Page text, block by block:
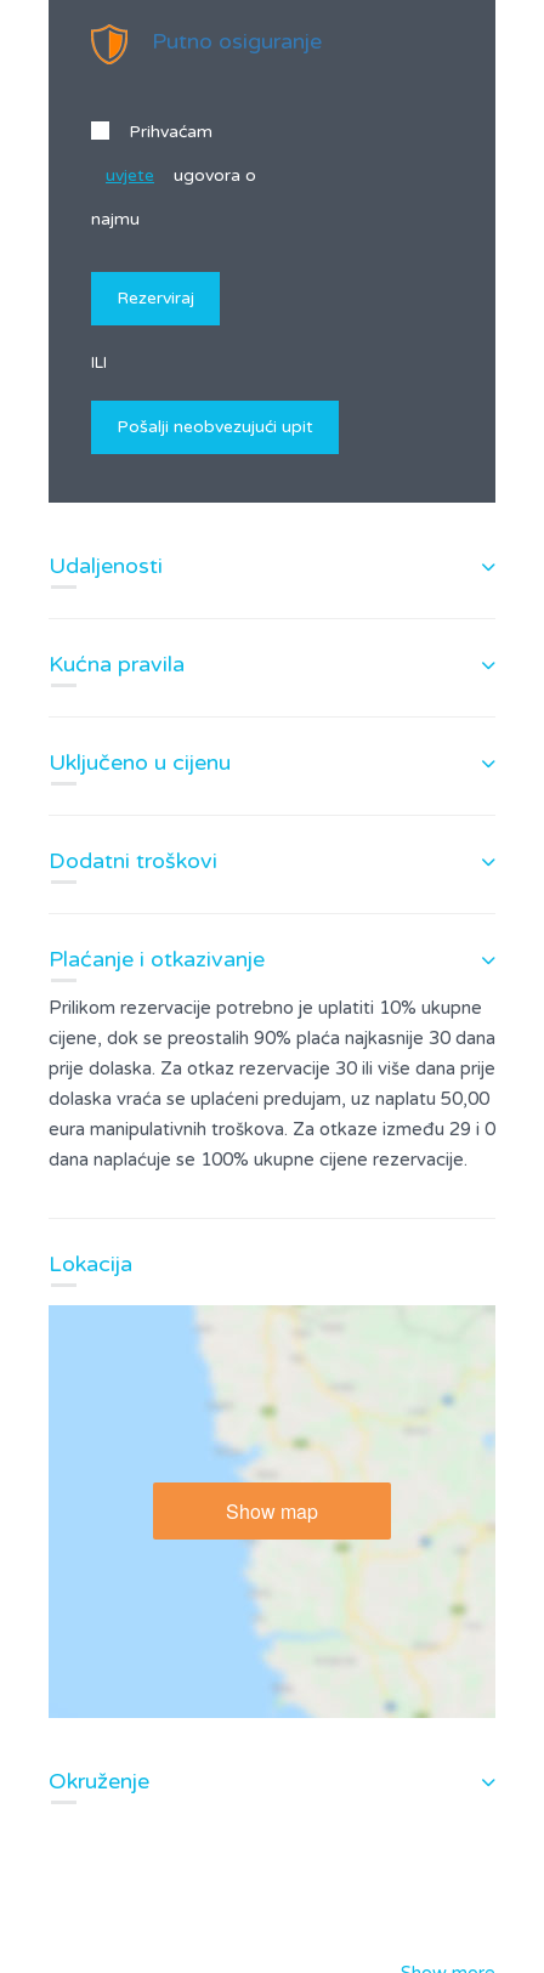
Putno osiguranje
Prihvaćam
uvjete ugovora o
najmu
ILI
Udaljenosti
Kućna pravila
Uključeno u cijenu
Dodatni troškovi
Plaćanje i otkazivanje
Prilikom rezervacije potrebno je uplatiti 10% ukupne
cijene, dok se preostalih 90% plaća najkasnije 30 dana
prije dolaska. Za otkaz rezervacije 30 ili više dana prije
dolaska vraća se uplaćeni predujam, uz naplatu 50,00
eura manipulativnih troškova. Za otkaze između 29 i 0
dana naplaćuje se 100% ukupne cijene rezervacije.
Lokacija
Show map
Okruženje